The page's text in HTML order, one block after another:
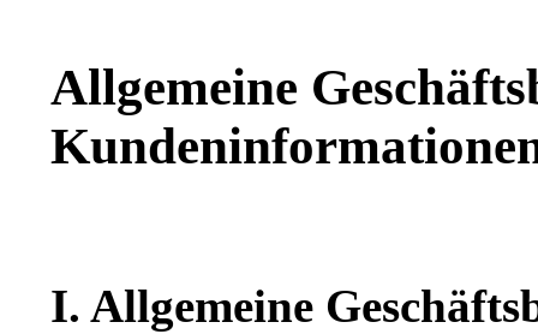
Allgemeine
I. Allgemeine